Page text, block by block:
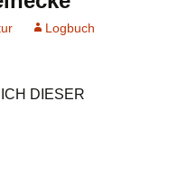
Logbuch
DIESER